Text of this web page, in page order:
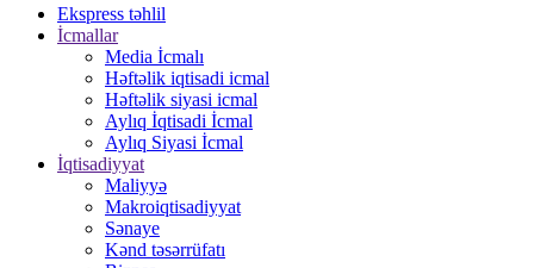
Ekspress təhlil
İcmallar
Media İcmalı
Həftəlik iqtisadi icmal
Həftəlik siyasi icmal
Aylıq İqtisadi İcmal
Aylıq Siyasi İcmal
İqtisadiyyat
Maliyyə
Makroiqtisadiyyat
Sənaye
Kənd təsərrüfatı